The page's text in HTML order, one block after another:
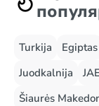
Turkija Egiptas
Juodkalnija
JAE
Šiaurės